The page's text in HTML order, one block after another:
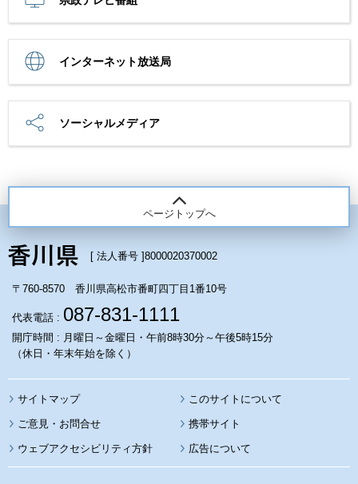
インターネット放送局
ソーシャルメディア
ページトップへ
[ 法人番号 ]8000020370002
〒760-8570 香川県高松市番町四丁目1番10号
代表電話 : 087-831-1111
開庁時間 : 月曜日～金曜日・午前8時30分～午後5時15分
（休日・年末年始を除く）
サイトマップ このサイトについて
携帯サイト
ウェブアクセシビリティ方針 広告について